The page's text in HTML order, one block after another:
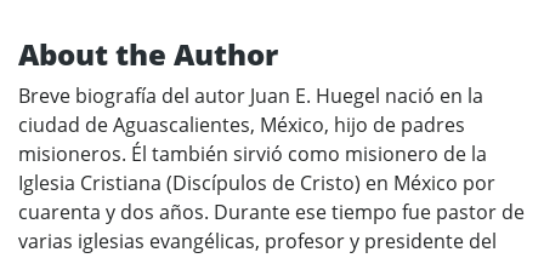
About the Author
Breve biografía del autor Juan E. Huegel nació en la
ciudad de Aguascalientes, México, hijo de padres
misioneros. Él también sirvió como misionero de la
Iglesia Cristiana (Discípulos de Cristo) en México por
cuarenta y dos años. Durante ese tiempo fue pastor de
varias iglesias evangélicas, profesor y presidente del